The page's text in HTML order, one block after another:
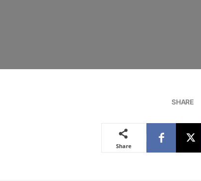
SHARE
Share